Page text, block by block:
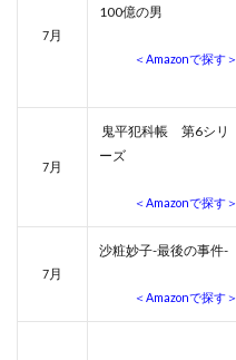
7月
100億の男
＜Amazonで探す＞
7月
鬼平犯科帳 第6シリ
ーズ
＜Amazonで探す＞
7月
沙粧妙子-最後の事件-
＜Amazonで探す＞